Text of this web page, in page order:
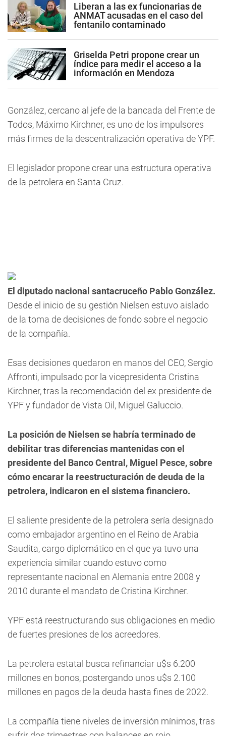
Liberan a las ex funcionarias de
ANMAT acusadas en el caso del
fentanilo contaminado
Griselda Petri propone crear un
índice para medir el acceso a la
información en Mendoza
González, cercano al jefe de la bancada del Frente de
Todos, Máximo Kirchner, es uno de los impulsores
más firmes de la descentralización operativa de YPF.
El legislador propone crear una estructura operativa
de la petrolera en Santa Cruz.
El diputado nacional santacruceño Pablo González.
Desde el inicio de su gestión Nielsen estuvo aislado
de la toma de decisiones de fondo sobre el negocio
de la compañía.
Esas decisiones quedaron en manos del CEO, Sergio
Affronti, impulsado por la vicepresidenta Cristina
Kirchner, tras la recomendación del ex presidente de
YPF y fundador de Vista Oil, Miguel Galuccio.
La posición de Nielsen se habría terminado de
debilitar tras diferencias mantenidas con el
presidente del Banco Central, Miguel Pesce, sobre
cómo encarar la reestructuración de deuda de la
petrolera, indicaron en el sistema financiero.
El saliente presidente de la petrolera sería designado
como embajador argentino en el Reino de Arabia
Saudita, cargo diplomático en el que ya tuvo una
experiencia similar cuando estuvo como
representante nacional en Alemania entre 2008 y
2010 durante el mandato de Cristina Kirchner.
YPF está reestructurando sus obligaciones en medio
de fuertes presiones de los acreedores.
La petrolera estatal busca refinanciar u$s 6.200
millones en bonos, postergando unos u$s 2.100
millones en pagos de la deuda hasta fines de 2022.
La compañía tiene niveles de inversión mínimos, tras